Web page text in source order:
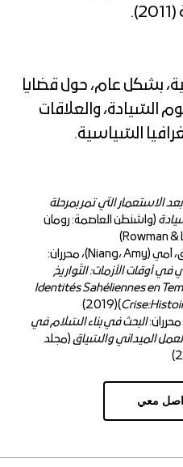
بشكل عام، حول قضايا
السّيادة، والعلاقات
السّياسية.
الاستعمار التي تمر بمرحلة
(واشنطن العاصمة: رومان
في أوقات الأزمات: التّواريخ
Identités Sahéliennes en
)(2019)
البحث في بناء السّلام في
الميداني والسّياق(مجلد
معي